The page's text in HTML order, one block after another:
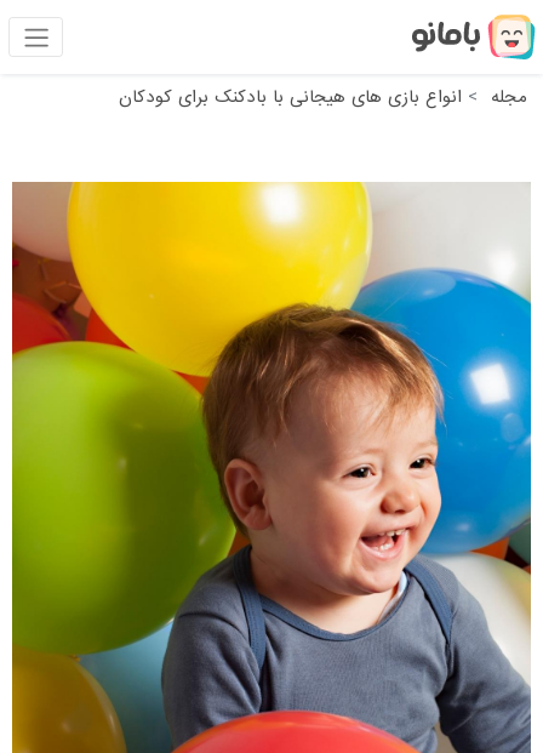
مجله انواع بازی های هیجانی با بادکنک برای کودکان